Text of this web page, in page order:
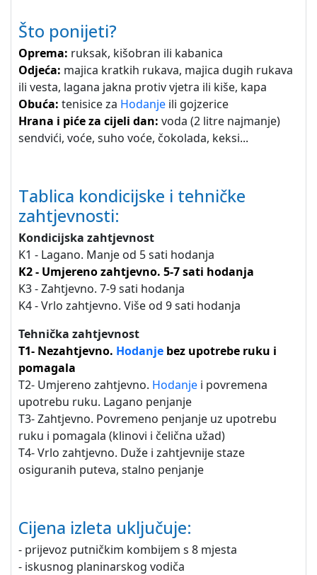
Što ponijeti?
Oprema: ruksak, kišobran ili kabanica
Odjeća: majica kratkih rukava, majica dugih rukava
ili vesta, lagana jakna protiv vjetra ili kiše, kapa
Obuća: tenisice za Hodanje ili gojzerice
Hrana i piće za cijeli dan: voda (2 litre najmanje)
sendvići, voće, suho voće, čokolada, keksi...
Tablica kondicijske i tehničke
zahtjevnosti:
Kondicijska zahtjevnost
K1 - Lagano. Manje od 5 sati hodanja
K2 - Umjereno zahtjevno. 5-7 sati hodanja
K3 - Zahtjevno. 7-9 sati hodanja
K4 - Vrlo zahtjevno. Više od 9 sati hodanja
Tehnička zahtjevnost
T1- Nezahtjevno. Hodanje bez upotrebe ruku i
pomagala
T2- Umjereno zahtjevno. Hodanje i povremena
upotrebu ruku. Lagano penjanje
T3- Zahtjevno. Povremeno penjanje uz upotrebu
ruku i pomagala (klinovi i čelična užad)
T4- Vrlo zahtjevno. Duže i zahtjevnije staze
osiguranih puteva, stalno penjanje
Cijena izleta uključuje:
- prijevoz putničkim kombijem s 8 mjesta
- iskusnog planinarskog vodiča